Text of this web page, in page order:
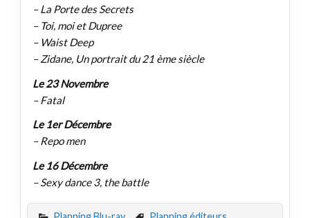
– La Porte des Secrets
– Toi, moi et Dupree
– Waist Deep
– Zidane, Un portrait du 21 ème siècle
Le 23 Novembre
– Fatal
Le 1er Décembre
– Repo men
Le 16 Décembre
– Sexy dance 3, the battle